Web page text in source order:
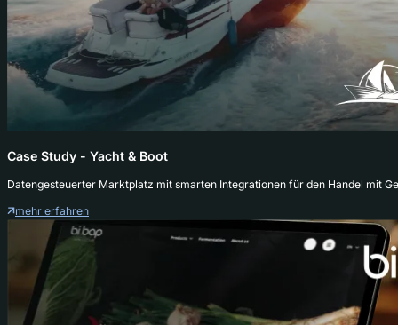
Case Study - Yacht & Boot
Datengesteuerter Marktplatz mit smarten Integrationen für den Handel mit
mehr erfahren